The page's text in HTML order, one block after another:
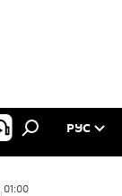
РУС
01:00